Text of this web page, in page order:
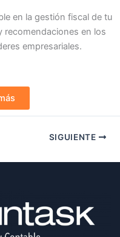
en la gestión fiscal de tu
recomendaciones en los
empresariales.
SIGUIENTE